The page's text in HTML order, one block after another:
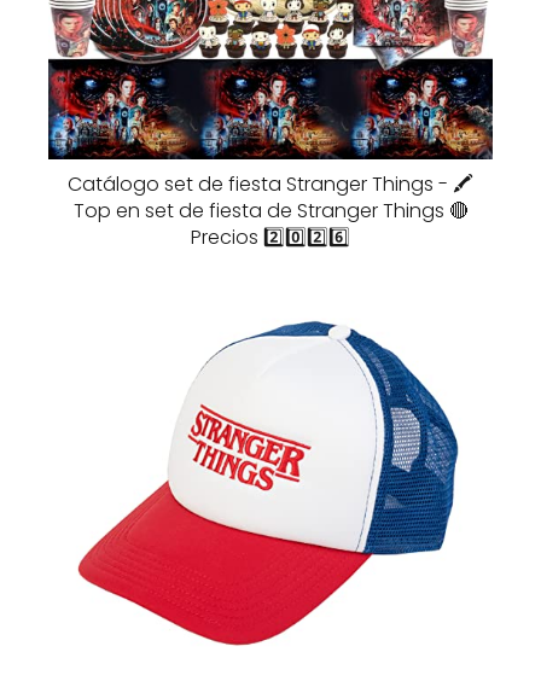
Catálogo set de fiesta Stranger Things - 🖍️
Top en set de fiesta de Stranger Things 🔴
Precios 2️⃣0️⃣2️⃣6️⃣